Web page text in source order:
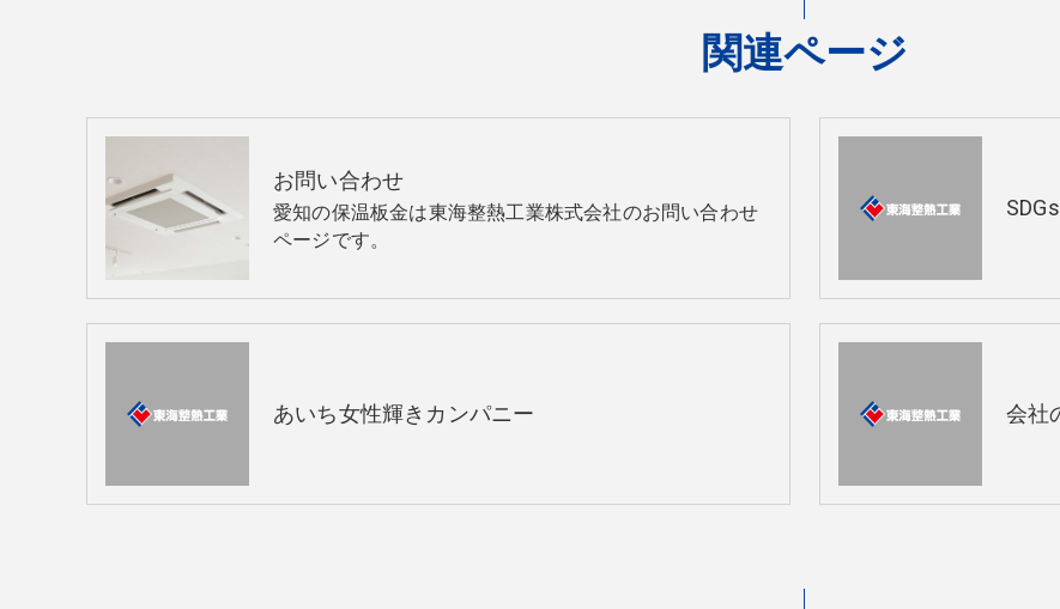
関連ページ
お問い合わせ
愛知の保温板金は東海整熱工業株式会社のお問い合わせ
ページです。
あいち女性輝きカンパニー 会社